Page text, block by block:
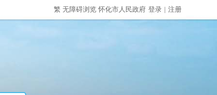
繁 无障碍浏览怀化市人民政府 登录 注册